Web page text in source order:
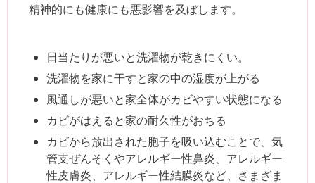
精神的にも健康にも悪影響を及ぼします。
日当たりが悪いと洗濯物が乾きにくい。
洗濯物を家に干すと家の中の湿度が上がる
風通しが悪いと家全体がカビやすい状態になる
カビがはえると家の耐久性がおちる
カビから放出された胞子を吸い込むことで、気
管支ぜんそくやアレルギー性鼻炎、アレルギー
性皮膚炎、アレルギー性結膜炎など、さまざま